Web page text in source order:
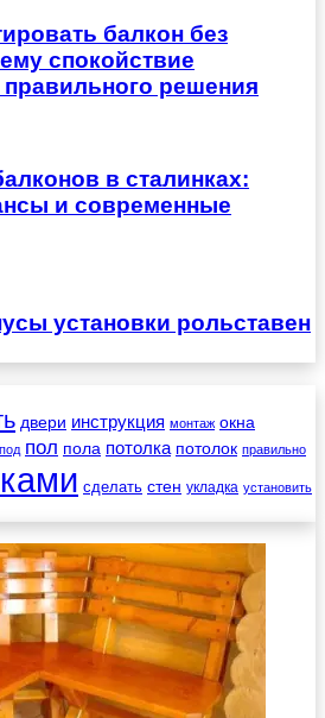
балкон без
спокойствие
правильного решения
в сталинках:
и современные
установки рольставен
двери инструкция монтаж окна
под пол пола потолка потолок правильно
сделать стен укладка установить